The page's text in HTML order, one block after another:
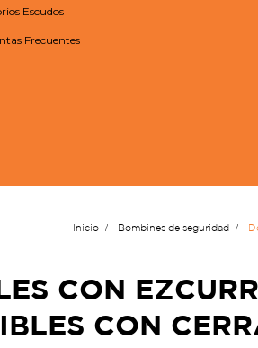
Escudos
Frecuentes
Inicio Bombines de seguridad
CON
CON